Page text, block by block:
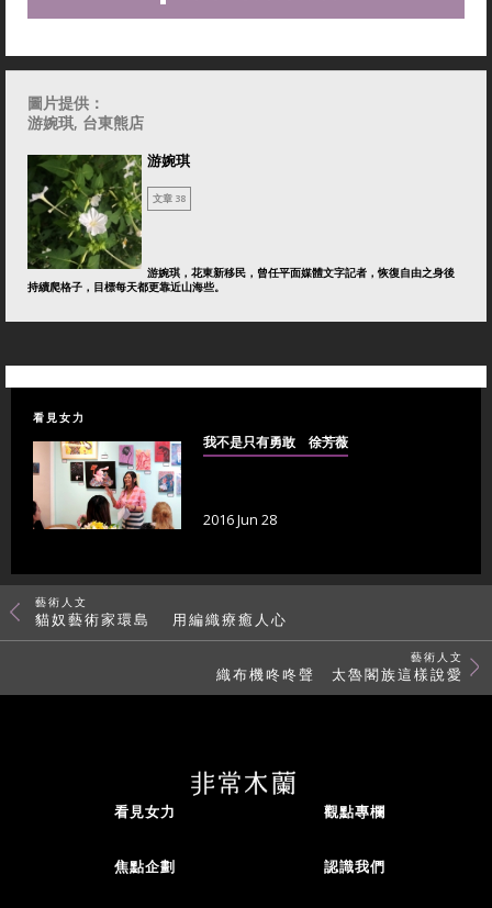
圖片提供：
游婉琪, 台東熊店
游婉琪
文章 38
游婉琪，花東新移民，曾任平面媒體文字記者，恢復自由之身後
持續爬格子，目標每天都更靠近山海些。
看見女力
我不是只有勇敢 徐芳薇
2016 Jun 28
藝術人文
貓奴藝術家環島 用編織療癒人心
藝術人文
織布機咚咚聲 太魯閣族這樣說愛
看見女力 觀點專欄
焦點企劃 認識我們